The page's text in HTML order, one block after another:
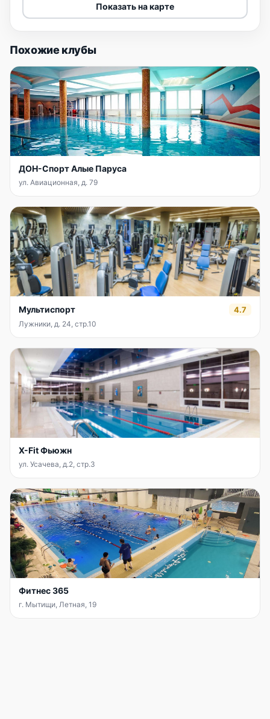
Показать на карте
Похожие клубы
ДОН-Спорт Алые Паруса
ул. Авиационная, д. 79
Мультиспорт 4.7
Лужники, д. 24, стр.10
X-Fit Фьюжн
ул. Усачева, д.2, стр.3
Фитнес 365
г. Мытищи, Летная, 19